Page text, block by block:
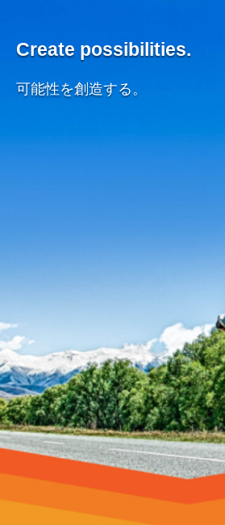
Create possibilities.
可能性を創造する。